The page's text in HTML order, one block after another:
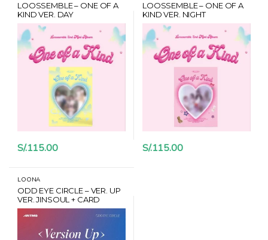
LOOSSEMBLE – ONE OF A
KIND VER. DAY
S/.115.00
LOOSSEMBLE – ONE OF A
KIND VER. NIGHT
S/.115.00
LOONA
ODD EYE CIRCLE – VER. UP
VER. JINSOUL + CARD
HANTEO